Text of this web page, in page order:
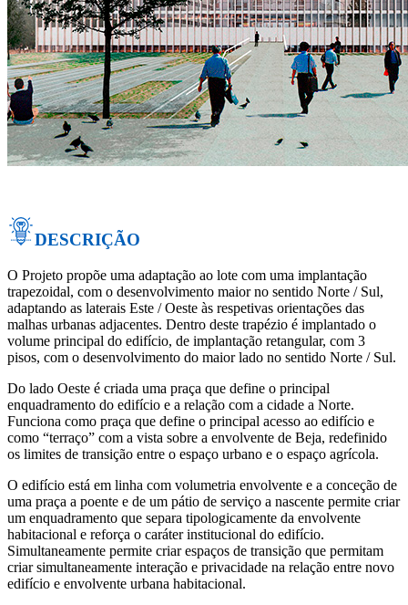
DESCRIÇÃO
O Projeto propõe uma adaptação ao lote com uma implantação
trapezoidal, com o desenvolvimento maior no sentido Norte / Sul,
adaptando as laterais Este / Oeste às respetivas orientações das
malhas urbanas adjacentes. Dentro deste trapézio é implantado o
volume principal do edifício, de implantação retangular, com 3
pisos, com o desenvolvimento do maior lado no sentido Norte / Sul.
Do lado Oeste é criada uma praça que define o principal
enquadramento do edifício e a relação com a cidade a Norte.
Funciona como praça que define o principal acesso ao edifício e
como “terraço” com a vista sobre a envolvente de Beja, redefinido
os limites de transição entre o espaço urbano e o espaço agrícola.
O edifício está em linha com volumetria envolvente e a conceção de
uma praça a poente e de um pátio de serviço a nascente permite criar
um enquadramento que separa tipologicamente da envolvente
habitacional e reforça o caráter institucional do edifício.
Simultaneamente permite criar espaços de transição que permitam
criar simultaneamente interação e privacidade na relação entre novo
edifício e envolvente urbana habitacional.